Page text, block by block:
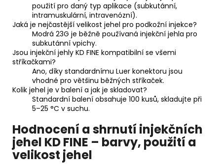
použití pro daný typ aplikace (subkutánní,
intramuskulární, intravenózní).
Jaká je nejčastější velikost jehel pro podkožní injekce?
Modrá 23G je běžně používaná injekční jehla pro
subkutánní vpichy.
Jsou injekční jehly KD FINE kompatibilní se všemi
stříkačkami?
Ano, díky standardnímu Luer konektoru jsou
vhodné pro většinu běžných stříkaček.
Kolik jehel je v balení a jak je skladovat?
Standardní balení obsahuje 100 kusů, skladujte při
5–25 °C v suchu.
Hodnocení a shrnutí injekčních
jehel KD FINE – barvy, použití a
velikost jehel